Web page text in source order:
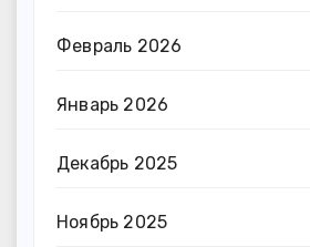
Февраль 2026
Январь 2026
Декабрь 2025
Ноябрь 2025